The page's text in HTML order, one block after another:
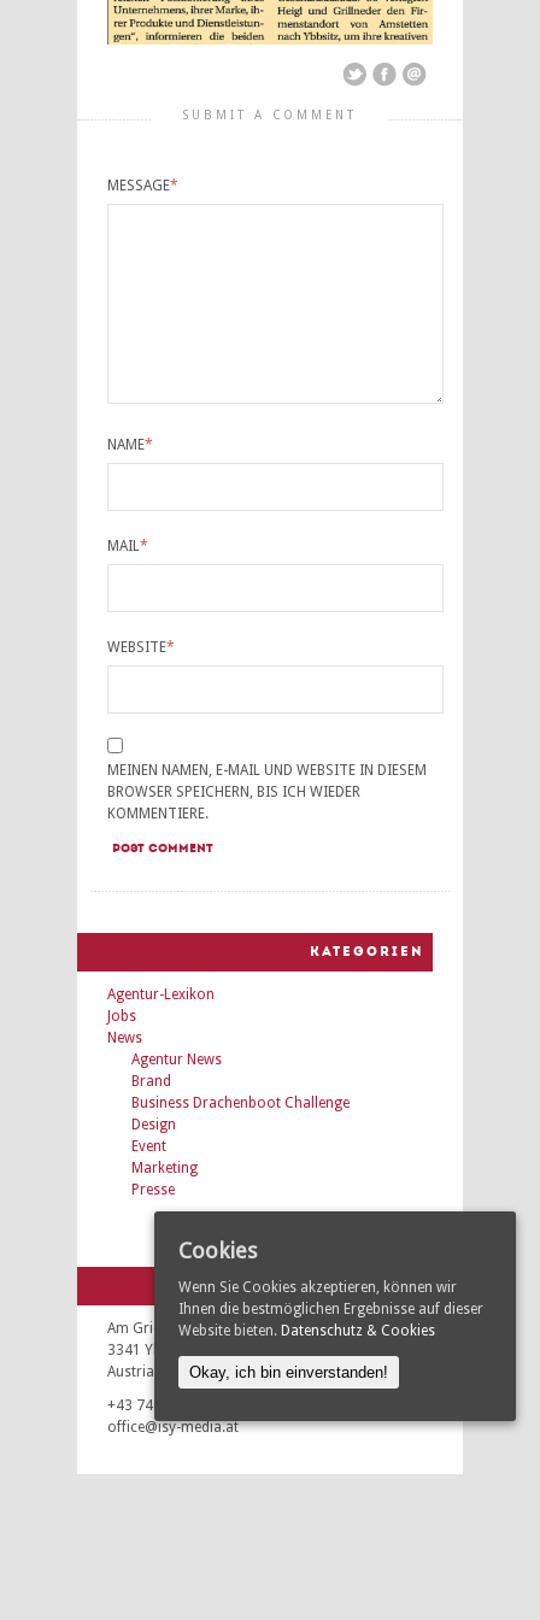
SUBMIT A COMMENT
MESSAGE*
NAME*
MAIL*
WEBSITE*
MEINEN NAMEN, E-MAIL UND WEBSITE IN DIESEM
BROWSER SPEICHERN, BIS ICH WIEDER
KOMMENTIERE.
KATEGORIEN
Agentur-Lexikon
Jobs
News
Agentur News
Brand
Business Drachenboot Challenge
Design
Event
Marketing
Presse
KONTAKT
Am Gries 6
3341 Ybbsitz
Austria
+43 7443 930 80
office@isy-media.at
Cookies
Wenn Sie Cookies akzeptieren, können wir
Ihnen die bestmöglichen Ergebnisse auf dieser
Website bieten. Datenschutz & Cookies
Okay, ich bin einverstanden!